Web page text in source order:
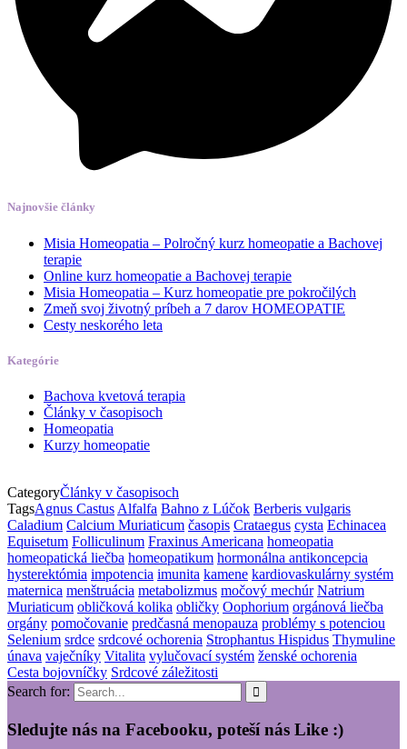
Najnovšie články
Misia Homeopatia – Polročný kurz homeopatie a Bachovej
terapie
Online kurz homeopatie a Bachovej terapie
Misia Homeopatia – Kurz homeopatie pre pokročilých
Zmeň svoj životný príbeh a 7 darov HOMEOPATIE
Cesty neskorého leta
Kategórie
Bachova kvetová terapia
Články v časopisoch
Homeopatia
Kurzy homeopatie
CategoryČlánky v časopisoch
TagsAgnus Castus Alfalfa Bahno z Lúčok Berberis vulgaris
Caladium Calcium Muriaticum časopis Crataegus cysta Echinacea
Equisetum Folliculinum Fraxinus Americana homeopatia
homeopatická liečba homeopatikum hormonálna antikoncepcia
hysterektómia impotencia imunita kamene kardiovaskulárny systém
maternica menštruácia metabolizmus močový mechúr Natrium
Muriaticum obličková kolika obličky Oophorium orgánová liečba
orgány pomočovanie predčasná menopauza problémy s potenciou
Selenium srdce srdcové ochorenia Strophantus Hispidus Thymuline
únava vaječníky Vitalita vylučovací systém ženské ochorenia
Cesta bojovníčky Srdcové záležitosti
Search for:
Sledujte nás na Facebooku, poteší nás Like :)